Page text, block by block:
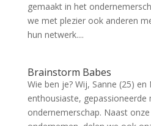
gemaakt in het
we met plezier ook anderen
hun netwerk....
Brainstorm Babes
Wie ben je? Wij, Sanne (25)
enthousiaste, gepassioneerde
ondernemerschap. Naast